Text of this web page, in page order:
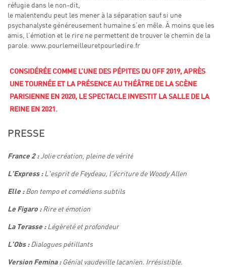
réfugie dans le non-dit,
le malentendu peut les mener à la séparation sauf si une
psychanalyste généreusement humaine s’en mêle. À moins que les
amis, l’émotion et le rire ne permettent de trouver le chemin de la
parole. www.pourlemeilleuretpourledire.fr
CONSIDÉRÉE COMME L’UNE DES PÉPITES DU OFF 2019, APRÈS
UNE TOURNÉE ET LA PRÉSENCE AU THÉÂTRE DE LA SCÈNE
PARISIENNE EN 2020, LE SPECTACLE INVESTIT LA SALLE DE LA
REINE EN 2021.
PRESSE
France 2 : Jolie création, pleine de vérité
L’Express : L'esprit de Feydeau, l'écriture de Woody Allen
Elle : Bon tempo et comédiens subtils
Le Figaro : Rire et émotion
La Terasse : Légèreté et profondeur
L’Obs : Dialogues pétillants
Version Femina : Génial vaudeville lacanien. Irrésistible.